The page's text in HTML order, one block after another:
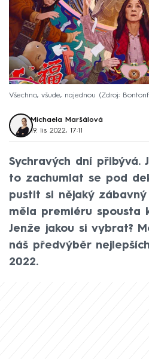
Všechno, všude, najednou Zdroj:
Michaela Maršálová
19. lis 2022, 17:11
Sychravých dní přibývá.
to zachumlat se pod
pustit si nějaký
měla premiéru spousta
Jenže jakou si vybrat?
náš předvýběr
2022.